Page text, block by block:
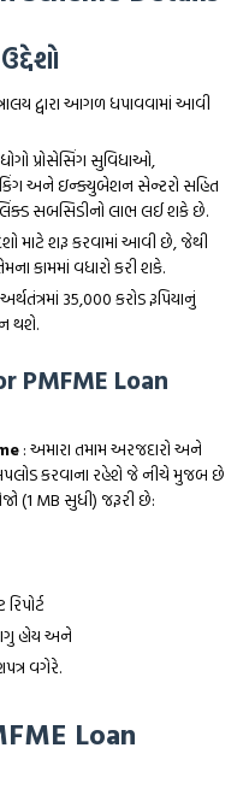
દ્વારા આગળ ધપાવવામાં આવી
પ્રોસેસિંગ સુવિધાઓ,
અને ઇન્ક્યુબેશન સેન્ટરો સહિત
લિંક્ડ સબસિડીનો લાભ લઈ શકે છે.
માટે શરૂ કરવામાં આવી છે, જેથી
કામમાં વધારો કરી શકે.
35,000 કરોડ રૂપિયાનું
થશે.
PMFME Loan
: અમારા તમામ અરજદારો અને
કરવાના રહેશે જે નીચે મુજબ છે
(1 MB સુધી) જરૂરી છે:
હોય અને
વગેરે.
Loan